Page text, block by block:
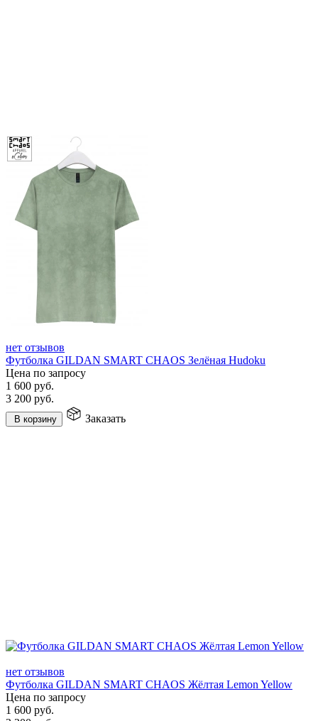
нет отзывов
Футболка GILDAN SMART CHAOS Зелёная Hudoku
Цена по запросу
1 600 руб.
3 200 руб.
В корзину Заказать
нет отзывов
Футболка GILDAN SMART CHAOS Жёлтая Lemon Yellow
Цена по запросу
1 600 руб.